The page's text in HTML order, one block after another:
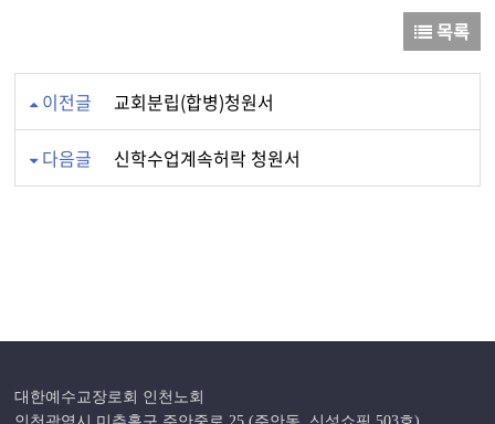
목록
이전글 교회분립(합병)청원서
다음글 신학수업계속허락 청원서
대한예수교장로회 인천노회